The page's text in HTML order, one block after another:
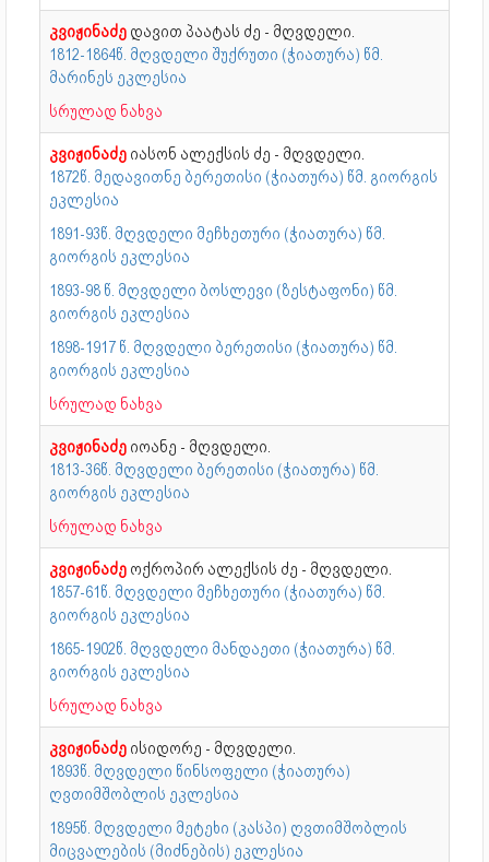
კვიჟინაძე დავით პაატას ძე - მღვდელი.
1812-1864წ. მღვდელი შუქრუთი (ჭიათურა) წმ.
მარინეს ეკლესია
სრულად ნახვა
კვიჟინაძე იასონ ალექსის ძე - მღვდელი.
1872წ. მედავითნე ბერეთისი (ჭიათურა) წმ. გიორგის
ეკლესია
1891-93წ. მღვდელი მეჩხეთური (ჭიათურა) წმ.
გიორგის ეკლესია
1893-98 წ. მღვდელი ბოსლევი (ზესტაფონი) წმ.
გიორგის ეკლესია
1898-1917 წ. მღვდელი ბერეთისი (ჭიათურა) წმ.
გიორგის ეკლესია
სრულად ნახვა
კვიჟინაძე იოანე - მღვდელი.
1813-36წ. მღვდელი ბერეთისი (ჭიათურა) წმ.
გიორგის ეკლესია
სრულად ნახვა
კვიჟინაძე ოქროპირ ალექსის ძე - მღვდელი.
1857-61წ. მღვდელი მეჩხეთური (ჭიათურა) წმ.
გიორგის ეკლესია
1865-1902წ. მღვდელი მანდაეთი (ჭიათურა) წმ.
გიორგის ეკლესია
სრულად ნახვა
კვიჟინაძე ისიდორე - მღვდელი.
1893წ. მღვდელი წინსოფელი (ჭიათურა)
ღვთიმშობლის ეკლესია
1895წ. მღვდელი მეტეხი (კასპი) ღვთიმშობლის
მიცვალების (მიძნების) ეკლესია